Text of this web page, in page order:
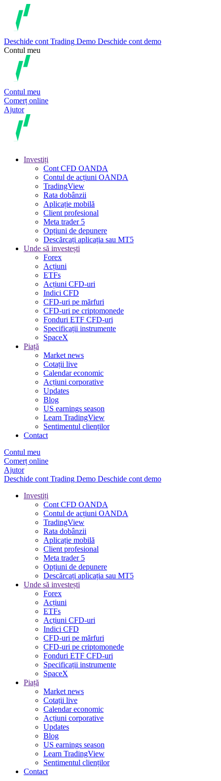
Deschide cont Trading Demo Deschide cont demo
Contul meu
Contul meu
Comerț online
Ajutor
Investiți
Cont CFD OANDA
Contul de acțiuni OANDA
TradingView
Rata dobânzii
Aplicație mobilă
Client profesional
Meta trader 5
Opțiuni de depunere
Descărcați aplicația sau MT5
Unde să investești
Forex
Acțiuni
ETFs
Acțiuni CFD-uri
Indici CFD
CFD-uri pe mărfuri
CFD-uri pe criptomonede
Fonduri ETF CFD-uri
Specificații instrumente
SpaceX
Piață
Market news
Cotații live
Calendar economic
Acțiuni corporative
Updates
Blog
US earnings season
Learn TradingView
Sentimentul clienților
Contact
Contul meu
Comerț online
Ajutor
Deschide cont Trading Demo Deschide cont demo
Investiți
Cont CFD OANDA
Contul de acțiuni OANDA
TradingView
Rata dobânzii
Aplicație mobilă
Client profesional
Meta trader 5
Opțiuni de depunere
Descărcați aplicația sau MT5
Unde să investești
Forex
Acțiuni
ETFs
Acțiuni CFD-uri
Indici CFD
CFD-uri pe mărfuri
CFD-uri pe criptomonede
Fonduri ETF CFD-uri
Specificații instrumente
SpaceX
Piață
Market news
Cotații live
Calendar economic
Acțiuni corporative
Updates
Blog
US earnings season
Learn TradingView
Sentimentul clienților
Contact